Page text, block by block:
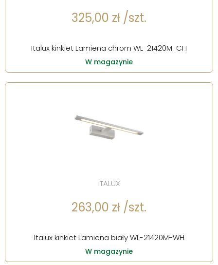
325,00 zł /szt.
Italux kinkiet Lamiena chrom WL-21420M-CH
W magazynie
ITALUX
263,00 zł /szt.
Italux kinkiet Lamiena biały WL-21420M-WH
W magazynie